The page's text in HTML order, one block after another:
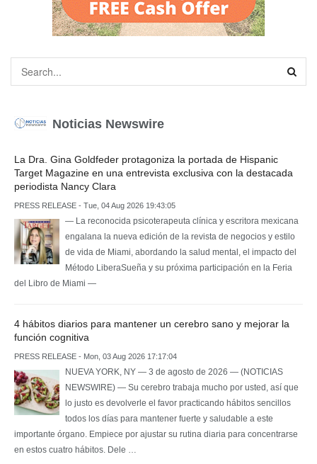
Noticias Newswire
La Dra. Gina Goldfeder protagoniza la portada de Hispanic
Target Magazine en una entrevista exclusiva con la destacada
periodista Nancy Clara
PRESS RELEASE - Tue, 04 Aug 2026 19:43:05
— La reconocida psicoterapeuta clínica y escritora mexicana
engalana la nueva edición de la revista de negocios y estilo
de vida de Miami, abordando la salud mental, el impacto del
Método LiberaSueña y su próxima participación en la Feria
del Libro de Miami —
4 hábitos diarios para mantener un cerebro sano y mejorar la
función cognitiva
PRESS RELEASE - Mon, 03 Aug 2026 17:17:04
NUEVA YORK, NY — 3 de agosto de 2026 — (NOTICIAS
NEWSWIRE) — Su cerebro trabaja mucho por usted, así que
lo justo es devolverle el favor practicando hábitos sencillos
todos los días para mantener fuerte y saludable a este
importante órgano. Empiece por ajustar su rutina diaria para concentrarse
en estos cuatro hábitos. Dele …